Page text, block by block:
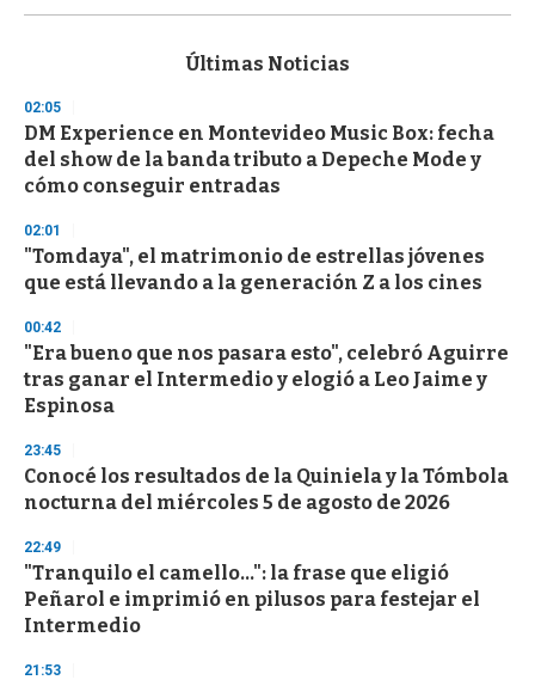
s
d
s
o
f
3
s
e
o
d
s
Últimas Noticias
02:05
DM Experience en Montevideo Music Box: fecha
del show de la banda tributo a Depeche Mode y
cómo conseguir entradas
02:01
"Tomdaya", el matrimonio de estrellas jóvenes
que está llevando a la generación Z a los cines
00:42
"Era bueno que nos pasara esto", celebró Aguirre
tras ganar el Intermedio y elogió a Leo Jaime y
Espinosa
23:45
Conocé los resultados de la Quiniela y la Tómbola
nocturna del miércoles 5 de agosto de 2026
22:49
"Tranquilo el camello...": la frase que eligió
Peñarol e imprimió en pilusos para festejar el
Intermedio
21:53